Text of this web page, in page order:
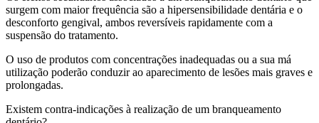
surgem com maior frequência são a hipersensibilidade dentária e o
desconforto gengival, ambos reversíveis rapidamente com a
suspensão do tratamento.
O uso de produtos com concentrações inadequadas ou a sua má
utilização poderão conduzir ao aparecimento de lesões mais graves e
prolongadas.
Existem contra-indicações à realização de um branqueamento